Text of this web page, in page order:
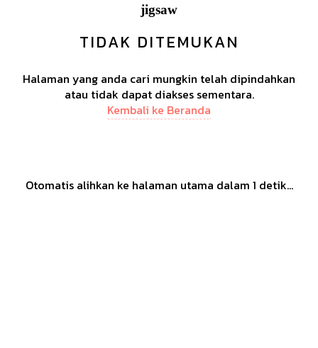
jigsaw
TIDAK DITEMUKAN
Halaman yang anda cari mungkin telah dipindahkan
atau tidak dapat diakses sementara.
Kembali ke Beranda
Otomatis alihkan ke halaman utama dalam 1 detik...